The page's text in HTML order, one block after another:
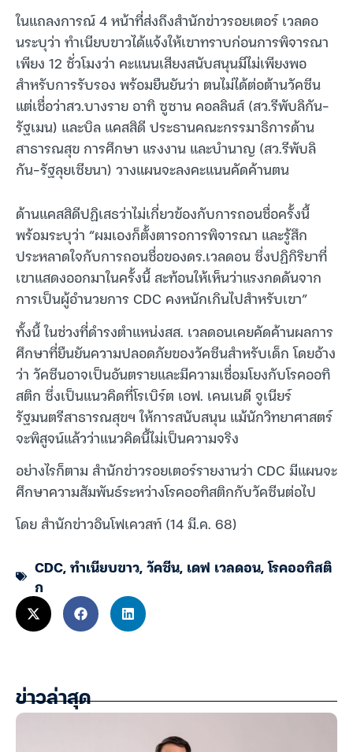
ในแถลงการณ์ 4 หน้าที่ส่งถึงสำนักข่าวรอยเตอร์ เวลดอ
นระบุว่า ทำเนียบขาวได้แจ้งให้เขาทราบก่อนการพิจารณา
เพียง 12 ชั่วโมงว่า คะแนนเสียงสนับสนุนมีไม่เพียงพอ
สำหรับการรับรอง พร้อมยืนยันว่า ตนไม่ได้ต่อต้านวัคซีน
แต่เชื่อว่าสว.บางราย อาทิ ซูซาน คอลลินส์ (สว.รีพับลิกัน-
รัฐเมน) และบิล แคสสิดี ประธานคณะกรรมาธิการด้าน
สาธารณสุข การศึกษา แรงงาน และบำนาญ (สว.รีพับลิ
กัน-รัฐลุยเซียนา) วางแผนจะลงคะแนนคัดค้านตน
ด้านแคสสิดีปฏิเสธว่าไม่เกี่ยวข้องกับการถอนชื่อครั้งนี้
พร้อมระบุว่า “ผมเองก็ตั้งตารอการพิจารณา และรู้สึก
ประหลาดใจกับการถอนชื่อของดร.เวลดอน ซึ่งปฏิกิริยาที่
เขาแสดงออกมาในครั้งนี้ สะท้อนให้เห็นว่าแรงกดดันจาก
การเป็นผู้อำนวยการ CDC คงหนักเกินไปสำหรับเขา”
ทั้งนี้ ในช่วงที่ดำรงตำแหน่งสส. เวลดอนเคยคัดค้านผลการ
ศึกษาที่ยืนยันความปลอดภัยของวัคซีนสำหรับเด็ก โดยอ้าง
ว่า วัคซีนอาจเป็นอันตรายและมีความเชื่อมโยงกับโรคออทิ
สติก ซึ่งเป็นแนวคิดที่โรเบิร์ต เอฟ. เคนเนดี จูเนียร์
รัฐมนตรีสาธารณสุขฯ ให้การสนับสนุน แม้นักวิทยาศาสตร์
จะพิสูจน์แล้วว่าแนวคิดนี้ไม่เป็นความจริง
อย่างไรก็ตาม สำนักข่าวรอยเตอร์รายงานว่า CDC มีแผนจะ
ศึกษาความสัมพันธ์ระหว่างโรคออทิสติกกับวัคซีนต่อไป
โดย สำนักข่าวอินโฟเควสท์ (14 มี.ค. 68)
CDC,ทำเนียบขาว,วัคซีน, เดฟ เวลดอน,โรคออทิสติ
ก
ข่าวล่าสุด